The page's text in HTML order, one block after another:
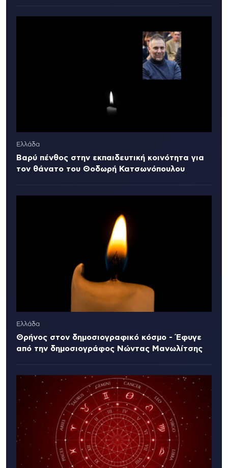
Ελλάδα
Βαρύ πένθος στην εκπαιδευτική κοινότητα για
τον θάνατο του Θοδωρή Κατσωνόπουλου
Ελλάδα
Θρήνος στον δημοσιογραφικό κόσμο - Έφυγε
από την δημοσιογράφος Νώντας Μανωλίτσης